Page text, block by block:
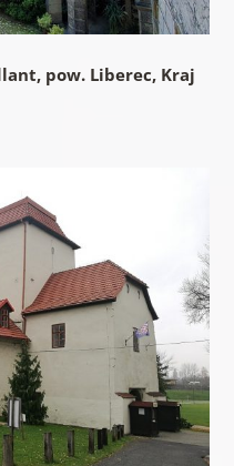
pow. Liberec, Kraj